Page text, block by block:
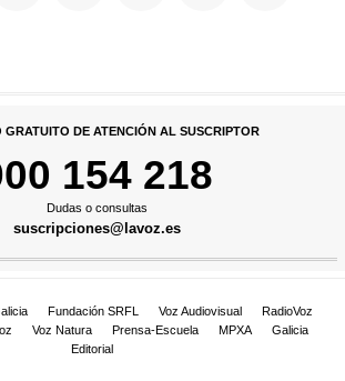
GRATUITO DE ATENCIÓN AL SUSCRIPTOR
154 218
Dudas o consultas
suscripciones@lavoz.es
Fundación SRFL Voz Audiovisual
RadioVoz
Voz Natura Prensa-Escuela MPXA
Galicia
Editorial